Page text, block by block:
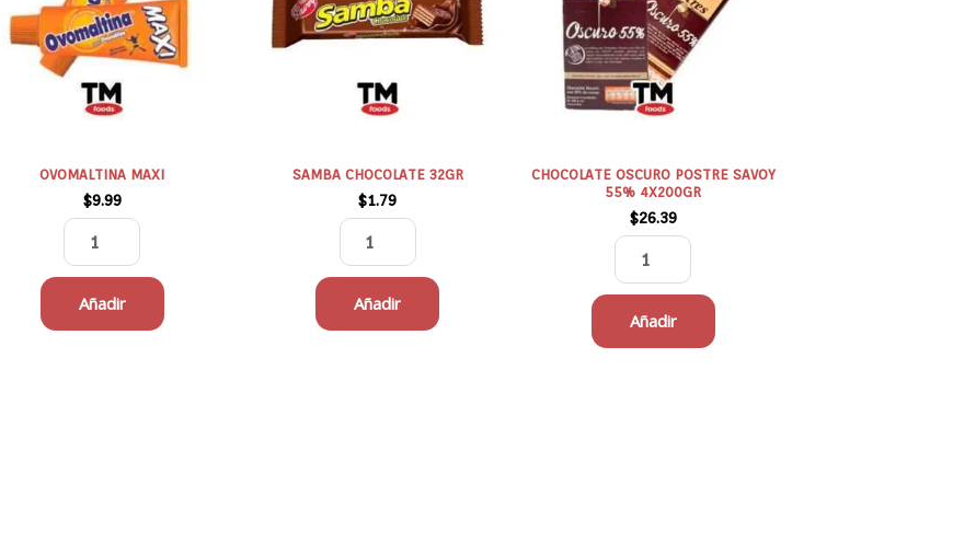
OVOMALTINA MAXI
$9.99
Añadir
SAMBA CHOCOLATE 32GR
$1.79
Añadir
CHOCOLATE OSCURO POSTRE SAVOY
55% 4X200GR
$26.39
55%
4X200GR
cantidad
Añadir